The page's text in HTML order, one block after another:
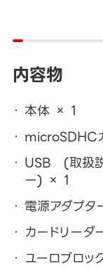
内容物
本体 × 1
USB (取扱
ー) × 1
電源アダプ
カードリー
ユーロブロ